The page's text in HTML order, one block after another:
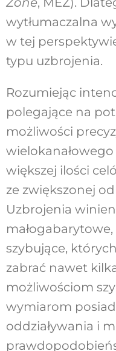
wytłumaczalna
w tej
typu uzbrojenia.
Rozumiejąc
polegające na
możliwości
większej ilości
ze zwiększonej
Uzbrojenia
szybujące,
zabrać nawet
możliwościom
wymiarom
oddziaływania i